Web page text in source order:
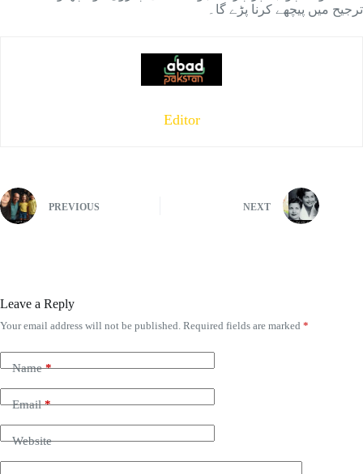
ترجیح میں پیچھے کرنا پڑے گا۔
Editor
PREVIOUS NEXT
Leave a Reply
Your email address will not be published. Required fields are marked *
Name*
Email*
Website